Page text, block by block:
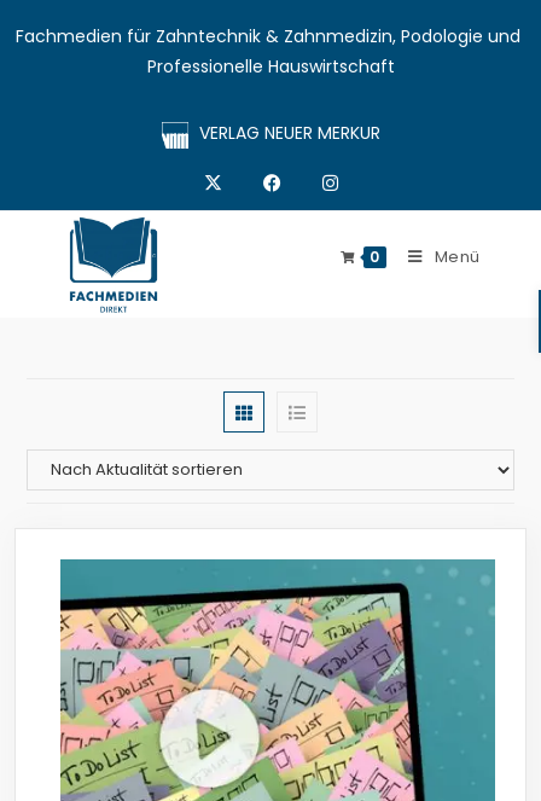
Fachmedien für Zahntechnik & Zahnmedizin, Podologie und
Professionelle Hauswirtschaft
VERLAG NEUER MERKUR
0 Menü